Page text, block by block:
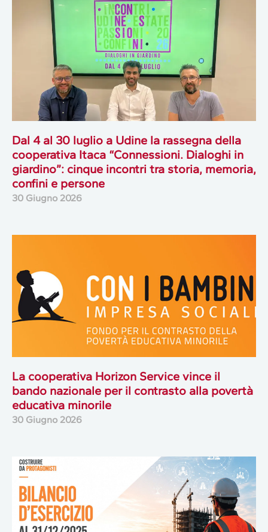
Dal 4 al 30 luglio a Udine la rassegna della
cooperativa Itaca “Connessioni. Dialoghi in
giardino”: cinque incontri tra storia, memoria,
confini e persone
30 Giugno 2026
La cooperativa Horizon Service vince il
bando nazionale per il contrasto alla povertà
educativa minorile
30 Giugno 2026